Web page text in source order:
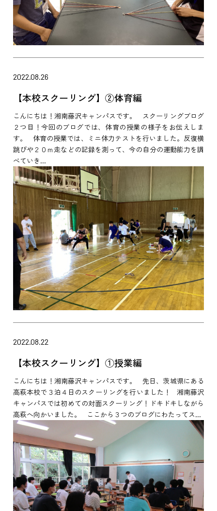
2022.08.26
【本校スクーリング】②体育編
こんにちは！湘南藤沢キャンパスです。 スクーリングブログ
２つ目！今回のブログでは、体育の授業の様子をお伝えしま
す。 体育の授業では、ミニ体力テストを行いました。反復横
跳びや２０ｍ走などの記録を測って、今の自分の運動能力を調
べていき...
2022.08.22
【本校スクーリング】①授業編
こんにちは！湘南藤沢キャンパスです。 先日、茨城県にある
高萩本校で３泊４日のスクーリングを行いました！ 湘南藤沢
キャンパスでは初めての対面スクーリング！ドキドキしながら
高萩へ向かいました。 ここから３つのブログにわたってス...